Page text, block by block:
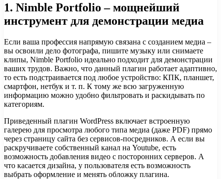
1. Nimble Portfolio – мощнейший
инструмент для демонстрации медиа
Если ваша профессия напрямую связана с созданием медиа –
вы освоили дело фотографа, пишите музыку или снимаете
клипы, Nimble Portfolio идеально подходит для демонстрации
ваших трудов. Важно, что данный плагин работает адаптивно,
то есть подстраивается под любое устройство: КПК, планшет,
смартфон, нетбук и т. п. К тому же всю загруженную
информацию можно удобно фильтровать и раскидывать по
категориям.
Приведенный плагин WordPress включает встроенную
галерею для просмотра любого типа медиа (даже PDF) прямо
через страницу сайта без сервисов-посредников. А если вы
раскручиваете собственный канал на Youtube, есть
возможность добавления видео с посторонних серверов. А
что касается дизайна, у пользователя есть возможность
выбрать оформление и менять обложку плагина.